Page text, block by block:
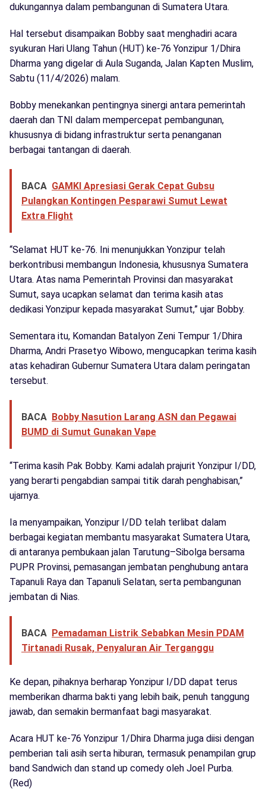
dukungannya dalam pembangunan di Sumatera Utara.
Hal tersebut disampaikan Bobby saat menghadiri acara
syukuran Hari Ulang Tahun (HUT) ke-76 Yonzipur 1/Dhira
Dharma yang digelar di Aula Suganda, Jalan Kapten Muslim,
Sabtu (11/4/2026) malam.
Bobby menekankan pentingnya sinergi antara pemerintah
daerah dan TNI dalam mempercepat pembangunan,
khususnya di bidang infrastruktur serta penanganan
berbagai tantangan di daerah.
BACA GAMKI Apresiasi Gerak Cepat Gubsu
Pulangkan Kontingen Pesparawi Sumut Lewat
Extra Flight
“Selamat HUT ke-76. Ini menunjukkan Yonzipur telah
berkontribusi membangun Indonesia, khususnya Sumatera
Utara. Atas nama Pemerintah Provinsi dan masyarakat
Sumut, saya ucapkan selamat dan terima kasih atas
dedikasi Yonzipur kepada masyarakat Sumut,” ujar Bobby.
Sementara itu, Komandan Batalyon Zeni Tempur 1/Dhira
Dharma, Andri Prasetyo Wibowo, mengucapkan terima kasih
atas kehadiran Gubernur Sumatera Utara dalam peringatan
tersebut.
BACA Bobby Nasution Larang ASN dan Pegawai
BUMD di Sumut Gunakan Vape
“Terima kasih Pak Bobby. Kami adalah prajurit Yonzipur I/DD,
yang berarti pengabdian sampai titik darah penghabisan,”
ujarnya.
Ia menyampaikan, Yonzipur I/DD telah terlibat dalam
berbagai kegiatan membantu masyarakat Sumatera Utara,
di antaranya pembukaan jalan Tarutung–Sibolga bersama
PUPR Provinsi, pemasangan jembatan penghubung antara
Tapanuli Raya dan Tapanuli Selatan, serta pembangunan
jembatan di Nias.
BACA Pemadaman Listrik Sebabkan Mesin PDAM
Tirtanadi Rusak, Penyaluran Air Terganggu
Ke depan, pihaknya berharap Yonzipur I/DD dapat terus
memberikan dharma bakti yang lebih baik, penuh tanggung
jawab, dan semakin bermanfaat bagi masyarakat.
Acara HUT ke-76 Yonzipur 1/Dhira Dharma juga diisi dengan
pemberian tali asih serta hiburan, termasuk penampilan grup
band Sandwich dan stand up comedy oleh Joel Purba.
(Red)